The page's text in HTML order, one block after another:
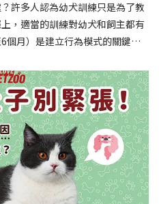
許多人認為幼犬訓練只是為了教
，適當的訓練對幼犬和飼主都有
個月）是建立行為模式的關鍵時
關係。 建立安全健康的生活環境
則，避免危險行為和破壞家具。
以阻止幼犬咬電線或誤食有害物
的如廁訓練則能養成良好衛生習
強溝通與信任關係訓練過程就像
更好地理解彼此。當幼犬學會回
，也建立了主人作為領導者的地
對你的信任感，強化情感連結，